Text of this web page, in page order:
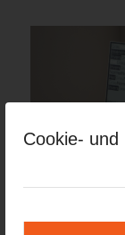
Cookie- und